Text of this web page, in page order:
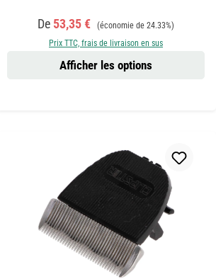
Prix de vente :
De 53,35 € Prix régulier :
(économie de 24.33%)
Prix TTC, frais de livraison en sus
Afficher les options